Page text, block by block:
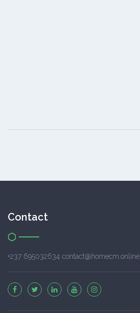
Contact
+237 695032634 contact@homecm.online